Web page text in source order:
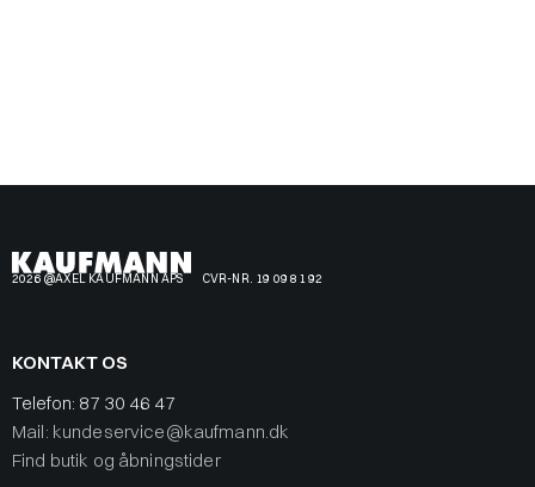
2026 @AXEL KAUFMANN APS CVR-NR. 19 09 81 92
KONTAKT OS
Telefon: 87 30 46 47
Mail: kundeservice@kaufmann.dk
Find butik og åbningstider